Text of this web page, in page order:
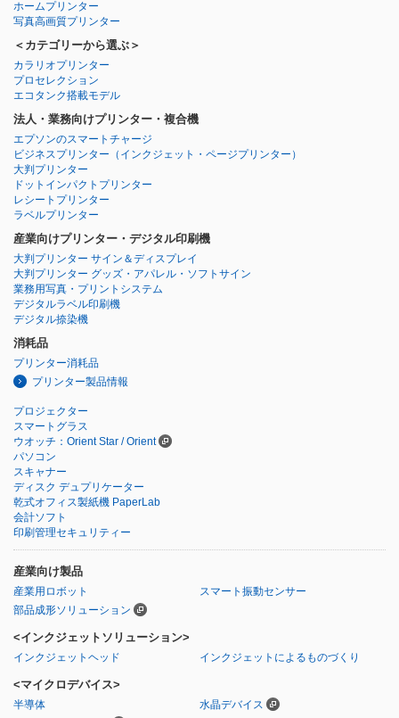
ホームプリンター
写真高画質プリンター
＜カテゴリーから選ぶ＞
カラリオプリンター
プロセレクション
エコタンク搭載モデル
法人・業務向けプリンター・複合機
エプソンのスマートチャージ
ビジネスプリンター （インクジェット・ページプリンター）
大判プリンター
ドットインパクトプリンター
レシートプリンター
ラベルプリンター
産業向けプリンター・デジタル印刷機
大判プリンター サイン＆ディスプレイ
大判プリンター グッズ・アパレル・ソフトサイン
業務用写真・プリントシステム
デジタルラベル印刷機
デジタル捺染機
消耗品
プリンター消耗品
プリンター製品情報
プロジェクター
スマートグラス
ウオッチ：Orient Star / Orient
パソコン
スキャナー
ディスク デュプリケーター
乾式オフィス製紙機 PaperLab
会計ソフト
印刷管理セキュリティー
産業向け製品
産業用ロボット
スマート振動センサー
部品成形ソリューション
<インクジェットソリューション>
インクジェットヘッド インクジェットによるものづくり
<マイクロデバイス>
半導体 水晶デバイス